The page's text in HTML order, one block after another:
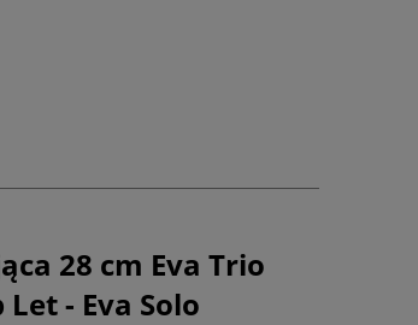
28 cm Eva Trio
- Eva Solo